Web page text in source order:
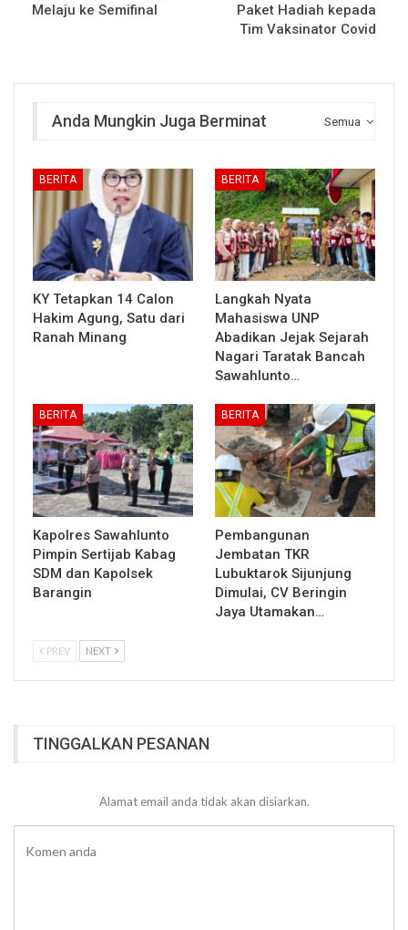
Melaju ke Semifinal
Paket Hadiah kepada
Tim Vaksinator Covid
Semua
Anda Mungkin Juga Berminat
BERITA
KY Tetapkan 14 Calon
Hakim Agung, Satu dari
Ranah Minang
BERITA
Langkah Nyata
Mahasiswa UNP
Abadikan Jejak Sejarah
Nagari Taratak Bancah
Sawahlunto…
BERITA
Kapolres Sawahlunto
Pimpin Sertijab Kabag
SDM dan Kapolsek
Barangin
BERITA
Pembangunan
Jembatan TKR
Lubuktarok Sijunjung
Dimulai, CV Beringin
Jaya Utamakan…
PREV NEXT
TINGGALKAN PESANAN
Alamat email anda tidak akan disiarkan.